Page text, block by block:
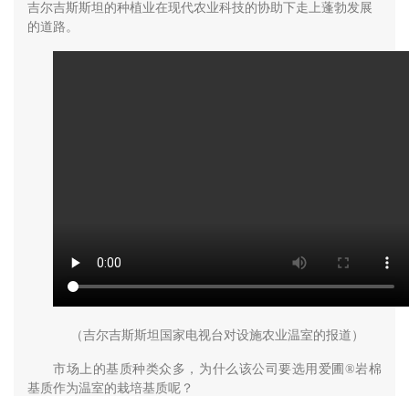
吉尔吉斯斯坦的种植业在现代农业科技的协助下走上蓬勃发展
的道路。
（吉尔吉斯斯坦国家电视台对设施农业温室的报道）
市场上的基质种类众多，为什么该公司要选用爱圃®岩棉
基质作为温室的栽培基质呢？